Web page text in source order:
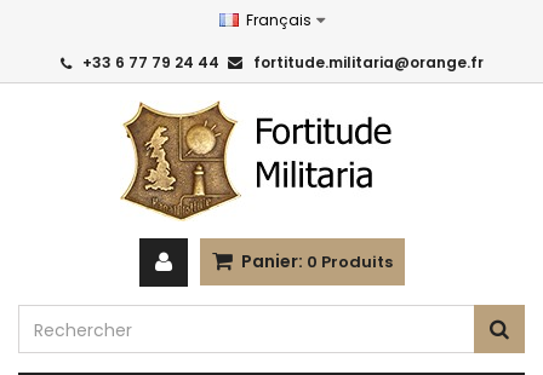
Français
+33 6 77 79 24 44 fortitude.militaria@orange.fr
Panier: 0 Produits